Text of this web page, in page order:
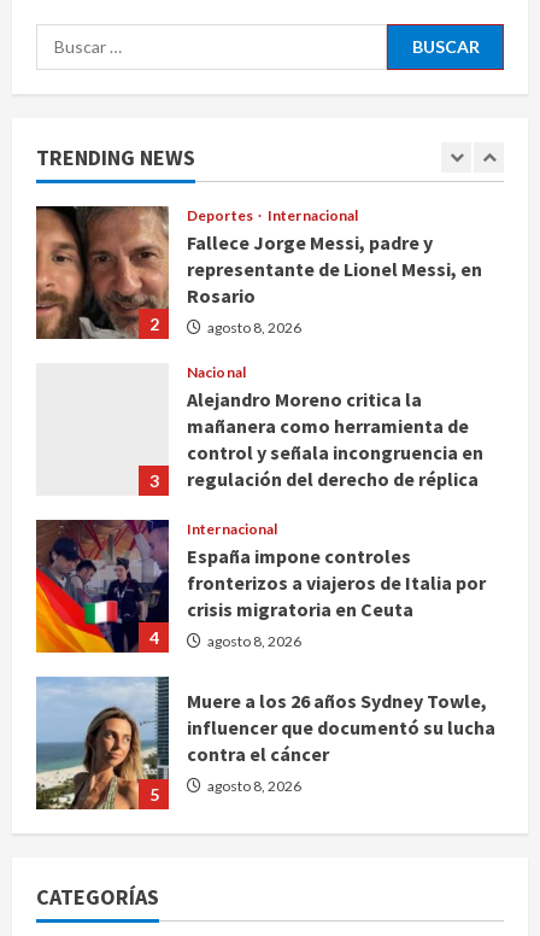
Buscar:
TRENDING NEWS
1
2
Deportes Internacional
Fallece Jorge Messi, padre y
representante de Lionel Messi, en
Rosario
agosto 8, 2026
3
Nacional
Alejandro Moreno critica la
mañanera como herramienta de
control y señala incongruencia en
regulación del derecho de réplica
4
Internacional
España impone controles
fronterizos a viajeros de Italia por
crisis migratoria en Ceuta
agosto 8, 2026
5
Muere a los 26 años Sydney Towle,
influencer que documentó su lucha
contra el cáncer
agosto 8, 2026
Cuernavaca
CATEGORÍAS